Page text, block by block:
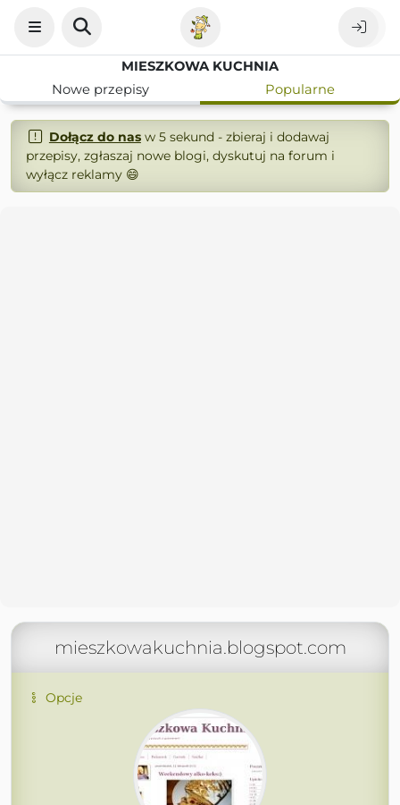
MIESZKOWA KUCHNIA
Nowe przepisy
Popularne
Dołącz do nasw 5 sekund - zbieraj i dodawaj
przepisy, zgłaszaj nowe blogi, dyskutuj na forum i
wyłącz reklamy 😄
mieszkowakuchnia.blogspot.com
Opcje